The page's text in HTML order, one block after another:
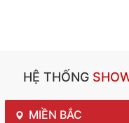
HỆ THỐNG
MIỀN BẮC